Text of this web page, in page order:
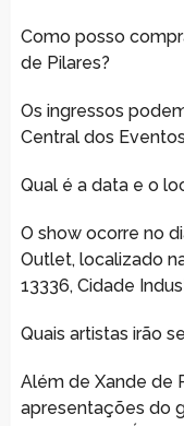
Como posso
de Pilares?
Os ingressos
Central dos
Qual é a data e o
O show ocorre no
Outlet, localizado
13336, Cidade
Quais artistas irão
Além de Xande de
apresentações do